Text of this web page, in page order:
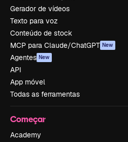
Gerador de vídeos
Texto para voz
Conteúdo de stock
MCP para Claude/ChatGPT New
Agentes New
API
App móvel
Todas as ferramentas
Começar
Academy